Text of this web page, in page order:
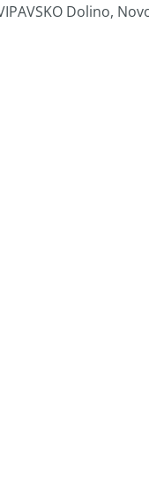
Dolino,